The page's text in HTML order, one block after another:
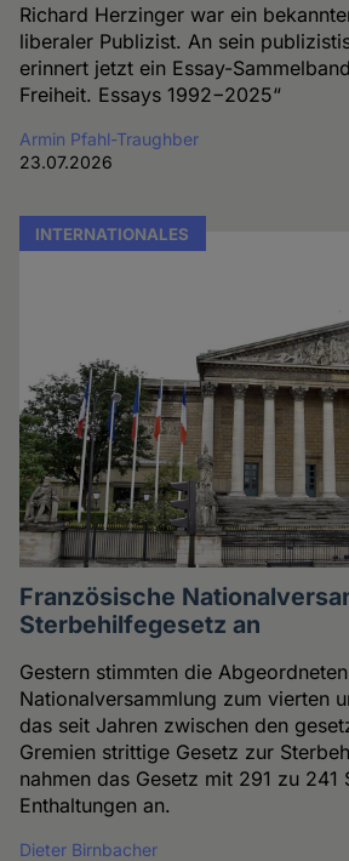
Richard Herzinger war ein
liberaler Publizist. An sein
erinnert jetzt ein Essay-
Freiheit. Essays 1992−2025“
Armin Pfahl-Traughber
23.07.2026
INTERNATIONALES
Französische
Sterbehilfegesetz an
Gestern stimmten die
Nationalversammlung zum vierten
das seit Jahren zwischen den
Gremien strittige Gesetz zur
nahmen das Gesetz mit 291 zu 241
Enthaltungen an.
Dieter Birnbacher